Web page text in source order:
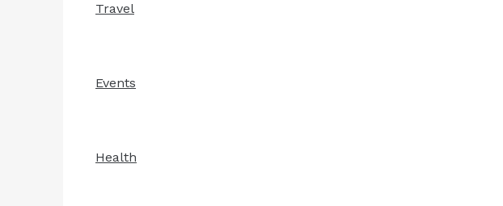
Travel
Events
Health